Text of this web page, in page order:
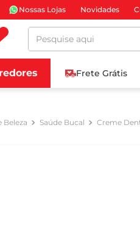
Nossas Lojas Novidades
Pesquise aqui
Frete Grátis
Beleza Saúde Bucal Creme